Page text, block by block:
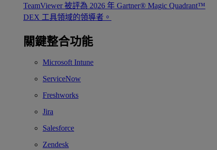
TeamViewer 被評為 2026 年 Gartner® Magic Quadrant™
DEX 工具領域的領導者。
關鍵整合功能
Microsoft Intune
ServiceNow
Freshworks
Jira
Salesforce
Zendesk